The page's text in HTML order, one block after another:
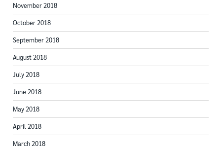
November 2018
October 2018
September 2018
August 2018
July 2018
June 2018
May 2018
April 2018
March 2018